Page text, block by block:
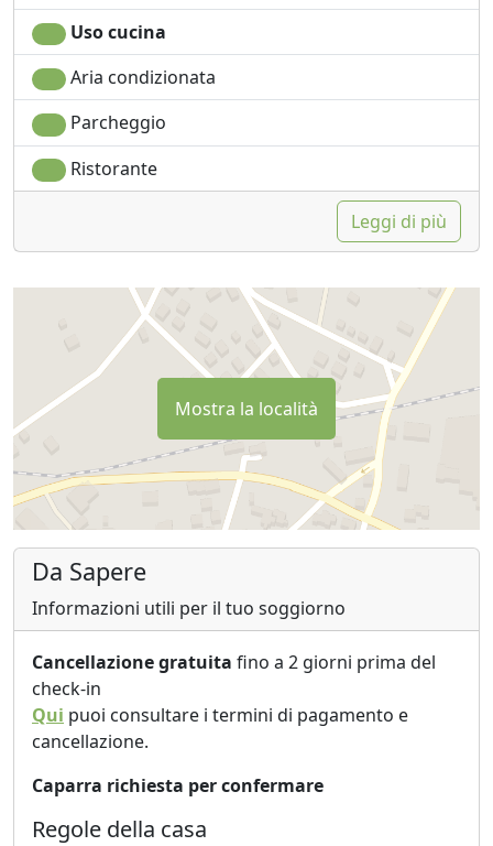
Uso cucina
Aria condizionata
Parcheggio
Ristorante
Leggi di più
Mostra la località
Da Sapere
Informazioni utili per il tuo soggiorno
Cancellazione gratuita fino a 2 giorni prima del
check-in
Qui puoi consultare i termini di pagamento e
cancellazione.
Caparra richiesta per confermare
Regole della casa